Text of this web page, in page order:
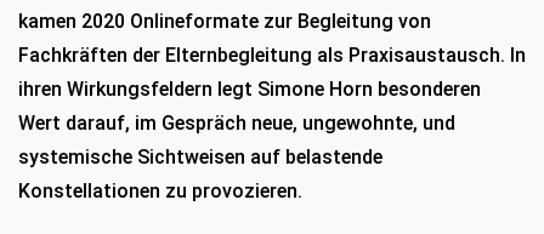
kamen 2020 Onlineformate zur Begleitung von
Fachkräften der Elternbegleitung als Praxisaustausch. In
ihren Wirkungsfeldern legt Simone Horn besonderen
Wert darauf, im Gespräch neue, ungewohnte, und
systemische Sichtweisen auf belastende
Konstellationen zu provozieren.